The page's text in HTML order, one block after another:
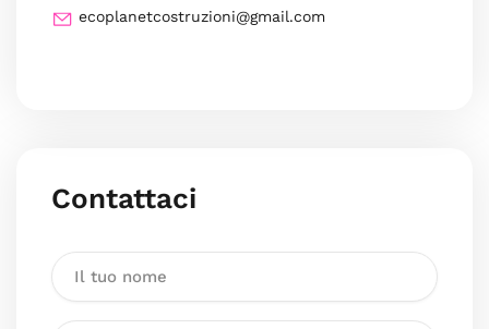
ecoplanetcostruzioni@gmail.com
Contattaci